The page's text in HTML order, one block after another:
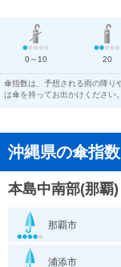
0～10 20
傘指数は、予想される雨の降り
は傘を持ってお出かけください
沖縄県の傘指数
本島中南部(那覇)
那覇市
浦添市